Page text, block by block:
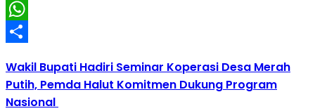
Twitter
WhatsApp
Wakil Bupati Hadiri Seminar Koperasi Desa Merah
Putih, Pemda Halut Komitmen Dukung Program
Nasional